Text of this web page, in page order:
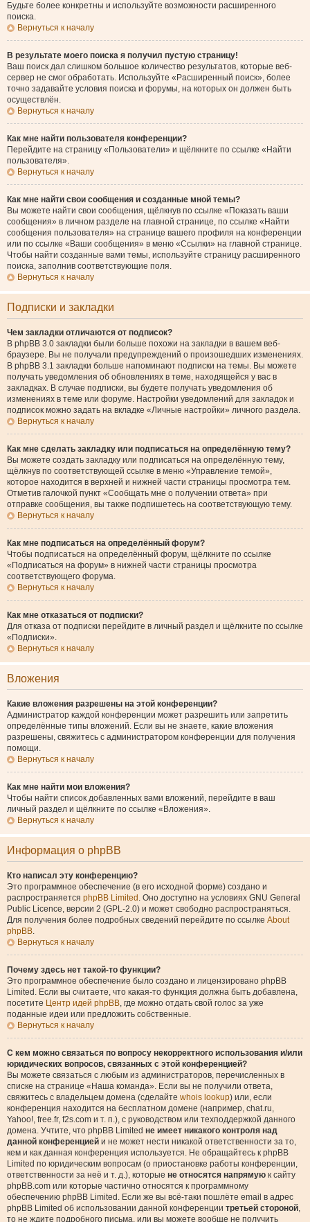
Будьте более конкретны и используйте возможности расширенного
поиска.
Вернуться к началу
В результате моего поиска я получил пустую страницу!
Ваш поиск дал слишком большое количество результатов, которые веб-
сервер не смог обработать. Используйте «Расширенный поиск», более
точно задавайте условия поиска и форумы, на которых он должен быть
осуществлён.
Вернуться к началу
Как мне найти пользователя конференции?
Перейдите на страницу «Пользователи» и щёлкните по ссылке «Найти
пользователя».
Вернуться к началу
Как мне найти свои сообщения и созданные мной темы?
Вы можете найти свои сообщения, щёлкнув по ссылке «Показать ваши
сообщения» в личном разделе на главной странице, по ссылке «Найти
сообщения пользователя» на странице вашего профиля на конференции
или по ссылке «Ваши сообщения» в меню «Ссылки» на главной странице.
Чтобы найти созданные вами темы, используйте страницу расширенного
поиска, заполнив соответствующие поля.
Вернуться к началу
Подписки и закладки
Чем закладки отличаются от подписок?
В phpBB 3.0 закладки были больше похожи на закладки в вашем веб-
браузере. Вы не получали предупреждений о произошедших изменениях.
В phpBB 3.1 закладки больше напоминают подписки на темы. Вы можете
получать уведомления об обновлениях в теме, находящейся у вас в
закладках. В случае подписки, вы будете получать уведомления об
изменениях в теме или форуме. Настройки уведомлений для закладок и
подписок можно задать на вкладке «Личные настройки» личного раздела.
Вернуться к началу
Как мне сделать закладку или подписаться на определённую тему?
Вы можете создать закладку или подписаться на определённую тему,
щёлкнув по соответствующей ссылке в меню «Управление темой»,
которое находится в верхней и нижней части страницы просмотра тем.
Отметив галочкой пункт «Сообщать мне о получении ответа» при
отправке сообщения, вы также подпишетесь на соответствующую тему.
Вернуться к началу
Как мне подписаться на определённый форум?
Чтобы подписаться на определённый форум, щёлкните по ссылке
«Подписаться на форум» в нижней части страницы просмотра
соответствующего форума.
Вернуться к началу
Как мне отказаться от подписки?
Для отказа от подписки перейдите в личный раздел и щёлкните по ссылке
«Подписки».
Вернуться к началу
Вложения
Какие вложения разрешены на этой конференции?
Администратор каждой конференции может разрешить или запретить
определённые типы вложений. Если вы не знаете, какие вложения
разрешены, свяжитесь с администратором конференции для получения
помощи.
Вернуться к началу
Как мне найти мои вложения?
Чтобы найти список добавленных вами вложений, перейдите в ваш
личный раздел и щёлкните по ссылке «Вложения».
Вернуться к началу
Информация о phpBB
Кто написал эту конференцию?
Это программное обеспечение (в его исходной форме) создано и
распространяется phpBB Limited . Оно доступно на условиях GNU General
Public Licence, версии 2 (GPL-2.0) и может свободно распространяться.
Для получения более подробных сведений перейдите по ссылке About
phpBB.
Вернуться к началу
Почему здесь нет такой-то функции?
Это программное обеспечение было создано и лицензировано phpBB
Limited. Если вы считаете, что какая-то функция должна быть добавлена,
посетите Центр идей phpBB, где можно отдать свой голос за уже
поданные идеи или предложить собственные.
Вернуться к началу
С кем можно связаться по вопросу некорректного использования и/или
юридических вопросов, связанных с этой конференцией?
Вы можете связаться с любым из администраторов, перечисленных в
списке на странице «Наша команда». Если вы не получили ответа,
свяжитесь с владельцем домена (сделайте whois lookup) или, если
конференция находится на бесплатном домене (например, chat.ru,
Yahoo!, free.fr, f2s.com и т. п.), с руководством или техподдержкой данного
домена. Учтите, что phpBB Limited не имеет никакого контроля над
данной конференцией и не может нести никакой ответственности за то,
кем и как данная конференция используется. Не обращайтесь к phpBB
Limited по юридическим вопросам (о приостановке работы конференции,
ответственности за неё и т. д.), которые не относятся напрямую к сайту
phpBB.com или которые частично относятся к программному
обеспечению phpBB Limited. Если же вы всё-таки пошлёте email в адрес
phpBB Limited об использовании данной конференции третьей стороной,
то не ждите подробного письма, или вы можете вообще не получить